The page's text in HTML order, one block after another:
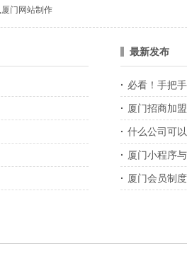
门网站制作
最新发布
· 必看！手把
+全套高阶喂
· 厦门招商加
· 什么公司可
· 厦门小程序
· 厦门会员制